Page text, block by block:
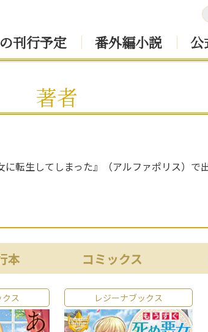
刊行予定 番外編小説 公
著者
転生してしまった』（アルファポリス）で
本 コミックス
クス レジーナブックス